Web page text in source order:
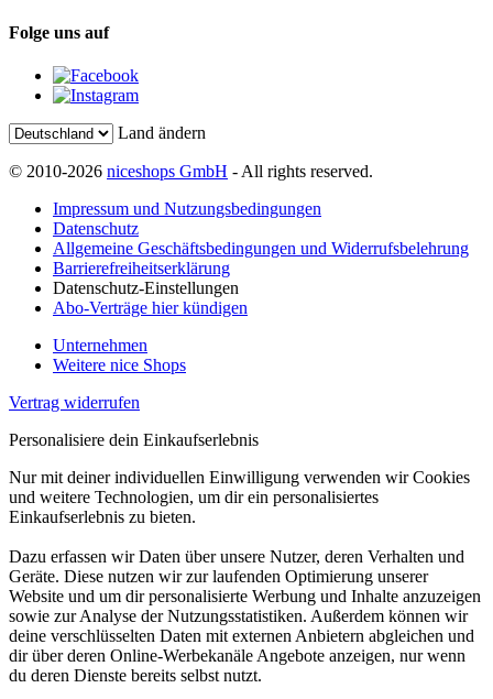
Folge uns auf
Land ändern
© 2010-2026 niceshops GmbH - All rights reserved.
Impressum und Nutzungsbedingungen
Datenschutz
Allgemeine Geschäftsbedingungen und Widerrufsbelehrung
Barrierefreiheitserklärung
Datenschutz-Einstellungen
Abo-Verträge hier kündigen
Unternehmen
Weitere nice Shops
Vertrag widerrufen
Personalisiere dein Einkaufserlebnis
Nur mit deiner individuellen Einwilligung verwenden wir Cookies
und weitere Technologien, um dir ein personalisiertes
Einkaufserlebnis zu bieten.
Dazu erfassen wir Daten über unsere Nutzer, deren Verhalten und
Geräte. Diese nutzen wir zur laufenden Optimierung unserer
Website und um dir personalisierte Werbung und Inhalte anzuzeigen
sowie zur Analyse der Nutzungsstatistiken. Außerdem können wir
deine verschlüsselten Daten mit externen Anbietern abgleichen und
dir über deren Online-Werbekanäle Angebote anzeigen, nur wenn
du deren Dienste bereits selbst nutzt.